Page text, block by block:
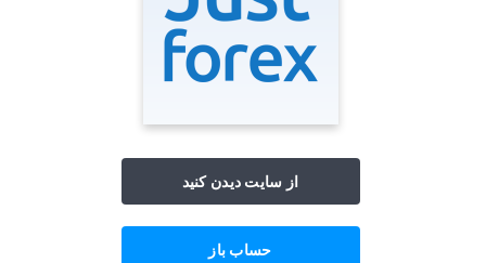
از سایت دیدن کنید
حساب باز